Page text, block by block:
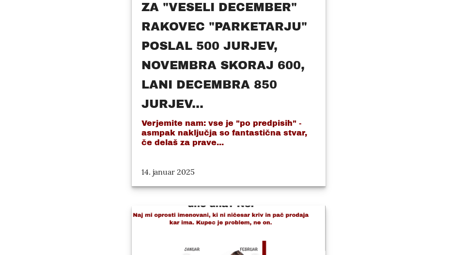
ZA "VESELI DECEMBER"
RAKOVEC "PARKETARJU"
POSLAL 500 JURJEV,
NOVEMBRA SKORAJ 600,
LANI DECEMBRA 850
JURJEV...
Verjemite nam: vse je "po predpisih" -
asmpak naključja so fantastična stvar,
če delaš za prave...
14. januar 2025